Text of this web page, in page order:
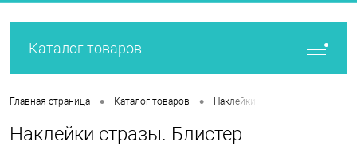
Каталог товаров
Главная страница • Каталог товаров • Наклейки
Наклейки стразы. Блистер